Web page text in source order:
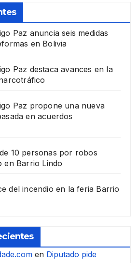
Paz anuncia seis medidas
en Bolivia
Paz destaca avances en la
Paz propone una nueva
en acuerdos
10 personas por robos
en Barrio Lindo
del incendio en la feria Barrio
en Diputado pide